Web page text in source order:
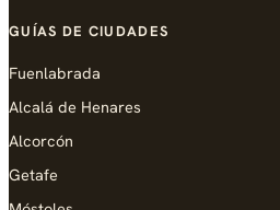
GUÍAS DE CIUDADES
Fuenlabrada
Alcalá de Henares
Alcorcón
Getafe